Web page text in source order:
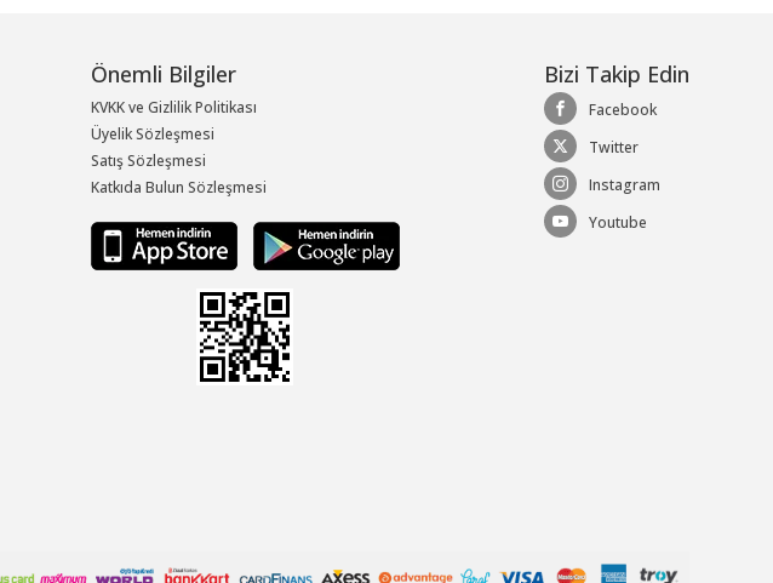
Önemli Bilgiler
KVKK ve Gizlilik Politikası
Üyelik Sözleşmesi
Satış Sözleşmesi
Katkıda Bulun Sözleşmesi
Bizi Takip Edin
Facebook
Twitter
Instagram
Youtube